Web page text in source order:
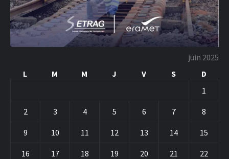
juin 2025
L
M M J V S D
1
2 3 4 5 6 7 8
9 10 11 12 13 14 15
16 17 18 19 20 21 22